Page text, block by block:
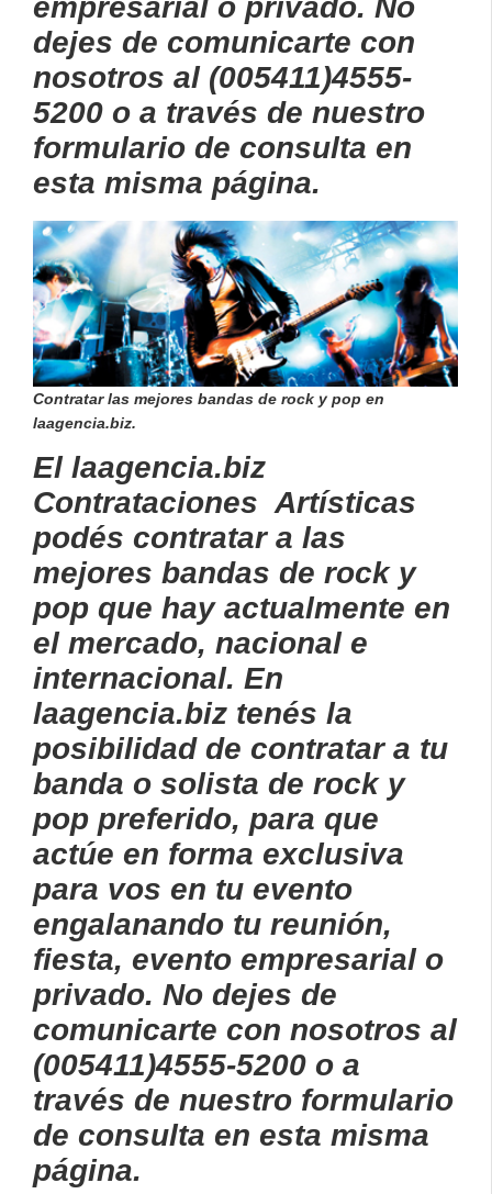
empresarial o privado. No
dejes de comunicarte con
nosotros al (005411)4555-
5200 o a través de nuestro
formulario de consulta en
esta misma página.
Contratar las mejores bandas de rock y pop en
laagencia.biz.
El laagencia.biz
Contrataciones Artísticas
podés contratar a las
mejores bandas de rock y
pop que hay actualmente en
el mercado, nacional e
internacional. En
laagencia.biz tenés la
posibilidad de contratar a tu
banda o solista de rock y
pop preferido, para que
actúe en forma exclusiva
para vos en tu evento
engalanando tu reunión,
fiesta, evento empresarial o
privado. No dejes de
comunicarte con nosotros al
(005411)4555-5200 o a
través de nuestro formulario
de consulta en esta misma
página.